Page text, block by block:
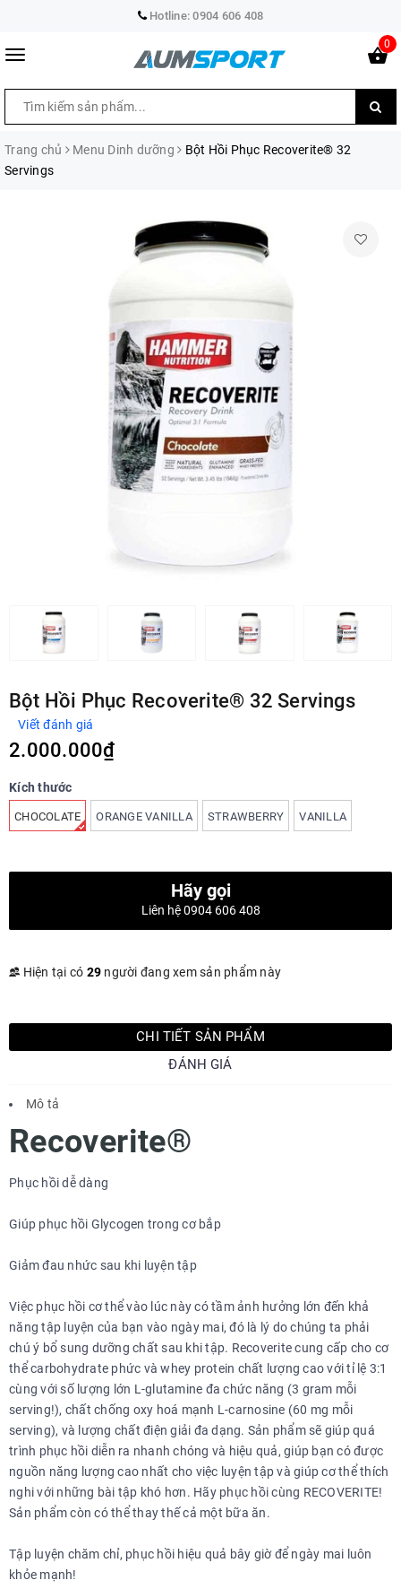
Hotline:0904 606 408
0
Trang chủ Menu Dinh dưỡng
Bột Hồi Phục Recoverite® 32
Servings
Bột Hồi Phục Recoverite® 32 Servings
Viết đánh giá
2.000.000₫
Kích thước
CHOCOLATE ORANGE VANILLA STRAWBERRY VANILLA
Hãy gọi
Liên hệ 0904 606 408
Hiện tại có 29 người đang xem sản phẩm này
CHI TIẾT SẢN PHẨM
ĐÁNH GIÁ
Mô tả
Recoverite®
Phục hồi dễ dàng
Giúp phục hồi Glycogen trong cơ bắp
Giảm đau nhức sau khi luyện tập
Việc phục hồi cơ thể vào lúc này có tầm ảnh hưởng lớn đến khả
năng tập luyện của bạn vào ngày mai, đó là lý do chúng ta phải
chú ý bổ sung dưỡng chất sau khi tập. Recoverite cung cấp cho cơ
thể carbohydrate phức và whey protein chất lượng cao với tỉ lệ 3:1
cùng với số lượng lớn L-glutamine đa chức năng (3 gram mỗi
serving!), chất chống oxy hoá mạnh L-carnosine (60 mg mỗi
serving), và lượng chất điện giải đa dạng. Sản phẩm sẽ giúp quá
trình phục hồi diễn ra nhanh chóng và hiệu quả, giúp bạn có được
nguồn năng lượng cao nhất cho việc luyện tập và giúp cơ thể thích
nghi với những bài tập khó hơn. Hãy phục hồi cùng RECOVERITE!
Sản phẩm còn có thể thay thế cả một bữa ăn.
Tập luyện chăm chỉ, phục hồi hiệu quả bây giờ để ngày mai luôn
khỏe mạnh!